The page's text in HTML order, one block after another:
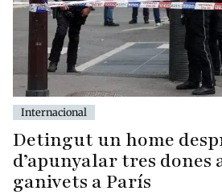
Internacional
Detingut un home
d’apunyalar tres dones
ganivets a París